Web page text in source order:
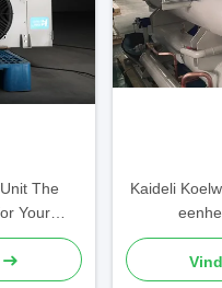
The
Your
Kaideli